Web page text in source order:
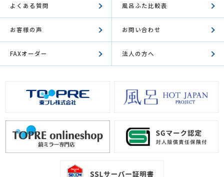
よくある質問 風呂ふた比較表
お客様の声 お問い合わせ
FAXオーダー 法人の方へ